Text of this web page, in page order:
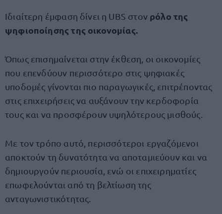
Ιδιαίτερη έμφαση δίνει η UBS στονρόλο της
ψηφιοποίησης της οικονομίας.
Όπως επισημαίνεται στην έκθεση, οι οικονομίες
που επενδύουν περισσότερο στις ψηφιακές
υποδομές γίνονται πιο παραγωγικές, επιτρέποντας
στις επιχειρήσεις να αυξάνουν την κερδοφορία
τους και να προσφέρουν υψηλότερους μισθούς.
Με τον τρόπο αυτό, περισσότεροι εργαζόμενοι
αποκτούν τη δυνατότητα να αποταμιεύουν και να
δημιουργούν περιουσία, ενώ οι επιχειρηματίες
επωφελούνται από τη βελτίωση της
ανταγωνιστικότητας.